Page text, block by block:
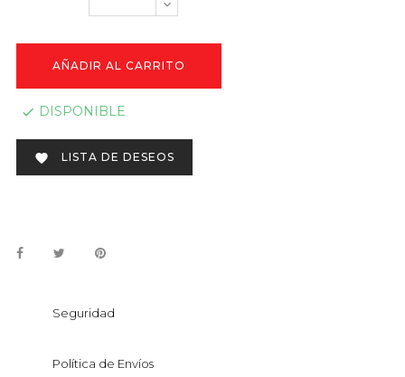
AÑADIR AL CARRITO
 DISPONIBLE
 LISTA DE DESEOS
Seguridad
Política de Envíos